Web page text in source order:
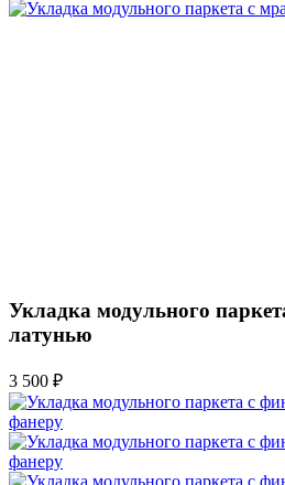
Укладка модульного
латунью
3 500 ₽